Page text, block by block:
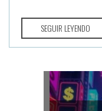
SEGUIR LEYENDO